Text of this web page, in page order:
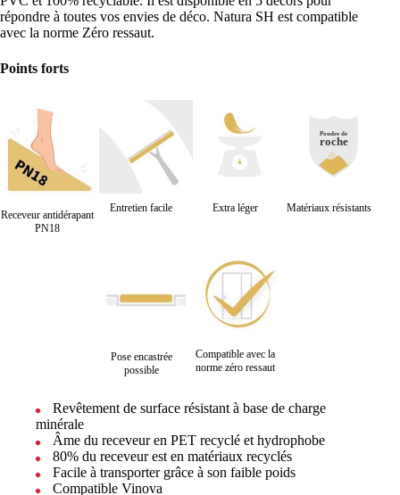
répondre à toutes vos envies de déco. Natura SH est compatible
avec la norme Zéro ressaut.
Points forts
Receveur antidérapant
PN18
Entretien facile Extra léger Matériaux résistants
Pose encastrée
possible
Compatible avec la
norme zéro ressaut
Revêtement de surface résistant à base de charge
minérale
Âme du receveur en PET recyclé et hydrophobe
80% du receveur est en matériaux recyclés
Facile à transporter grâce à son faible poids
Compatible Vinova